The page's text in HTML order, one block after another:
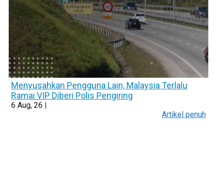
Menyusahkan Pengguna Lain, Malaysia Terlalu
Ramai VIP Diberi Polis Pengiring
6 Aug, 26 |
Artikel penuh